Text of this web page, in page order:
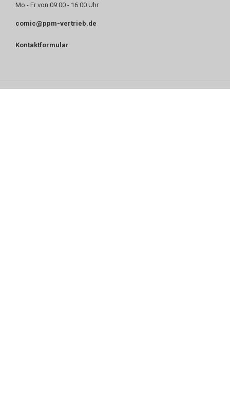
Mo - Fr von 09:00 - 16:00 Uhr
comic@ppm-vertrieb.de
Kontaktformular